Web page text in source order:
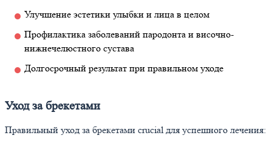
Улучшение эстетики улыбки и лица в целом
Профилактика заболеваний пародонта и височно-
нижнечелюстного сустава
Долгосрочный результат при правильном уходе
Уход за брекетами
Правильный уход за брекетами crucial для успешного лечения: